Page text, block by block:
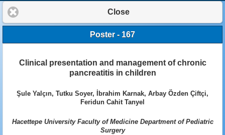
Close
Poster - 167
Clinical presentation and management of chronic
pancreatitis in children
Şule Yalçın, Tutku Soyer, İbrahim Karnak, Arbay Özden Çiftçi,
Feridun Cahit Tanyel
Hacettepe University Faculty of Medicine Department of Pediatric
Surgery